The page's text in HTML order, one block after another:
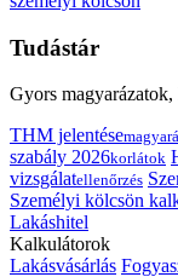
Tudástár
Gyors
THM jelentése
szabály 2026korlátok
vizsgálatellenőrzés
Személyi kölcsön
Lakáshitel
Kalkulátorok
Lakásvásárlás